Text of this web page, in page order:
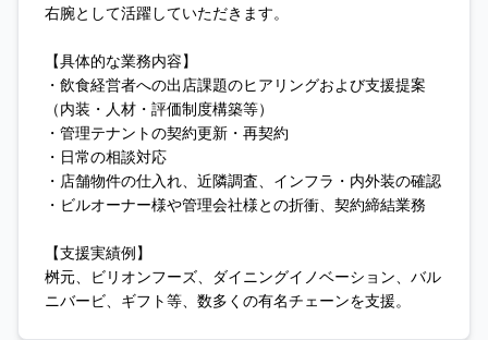
右腕として活躍していただきます。
【具体的な業務内容】
・飲食経営者への出店課題のヒアリングおよび支援提案
（内装・人材・評価制度構築等）
・管理テナントの契約更新・再契約
・日常の相談対応
・店舗物件の仕入れ、近隣調査、インフラ・内外装の確認
・ビルオーナー様や管理会社様との折衝、契約締結業務
【支援実績例】
桝元、ビリオンフーズ、ダイニングイノベーション、バル
ニバービ、ギフト等、数多くの有名チェーンを支援。